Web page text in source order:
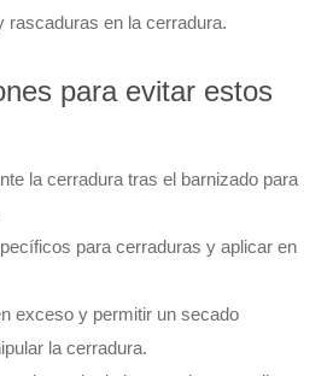
rascaduras en la cerradura.
para evitar estos
la cerradura tras el barnizado para
para cerraduras y aplicar en
exceso y permitir un secado
la cerradura.